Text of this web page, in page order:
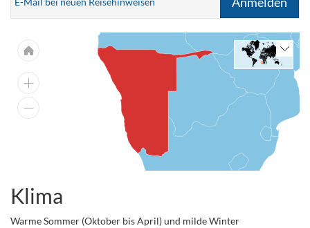
Klima
Warme Sommer (Oktober bis April) und milde Winter